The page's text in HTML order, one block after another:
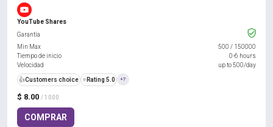
YouTube Shares
$ 8.00 / 1000
COMPRAR
Garantía
Min Max
500 / 150000
Tiempo de inicio
0-6 hours
Velocidad
up to 500/day
👍Customers choice ⭐ Rating 5.0 +7